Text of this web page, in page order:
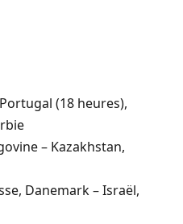
(18 heures),
– Kazakhstan,
Danemark – Israël,